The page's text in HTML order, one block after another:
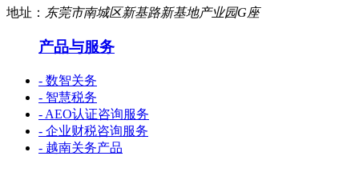
地址： 东莞市南城区新基路新基地产业园G座
产品与服务
- 数智关务
- 智慧税务
- AEO认证咨询服务
- 企业财税咨询服务
- 越南关务产品